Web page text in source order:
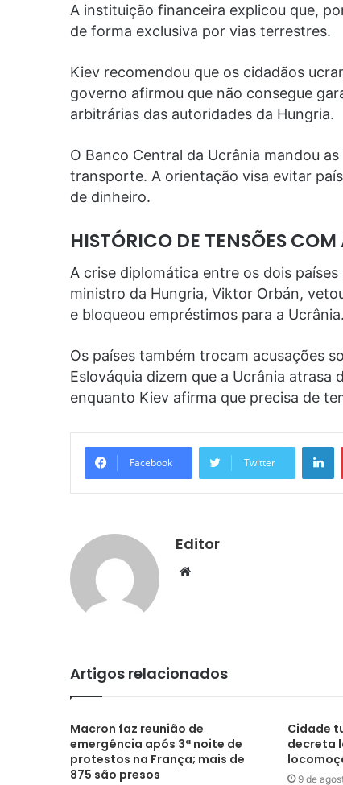
A instituição financeira explicou que,
de forma exclusiva por vias terrestres.
Kiev recomendou que os cidadãos
governo afirmou que não consegue
arbitrárias das autoridades da Hungria.
O Banco Central da Ucrânia mandou
transporte. A orientação visa evitar
de dinheiro.
HISTÓRICO DE TENSÕES
A crise diplomática entre os dois
ministro da Hungria, Viktor Orbán,
e bloqueou empréstimos para a Ucrânia.
Os países também trocam acusações
Eslováquia dizem que a Ucrânia
enquanto Kiev afirma que precisa de
Facebook Twitter
Editor
Website
Artigos relacionados
Macron faz reunião de
emergência após 3ª noite de
protestos na França; mais de
875 são presos
Cidade
decreta
9 de